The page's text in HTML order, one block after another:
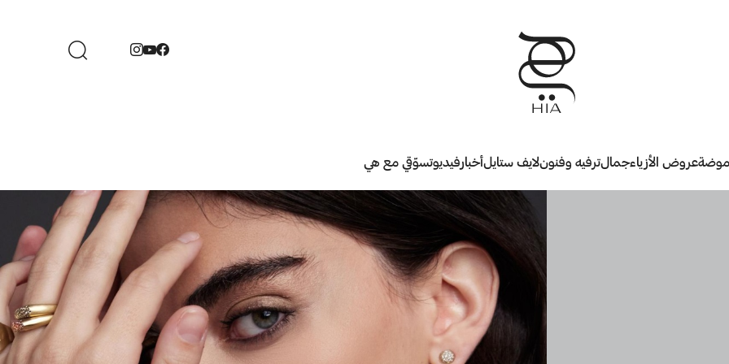
موضةعروض الأزياءجمالترفيه وفنونلايف ستايلأخبارفيديوتسوّقي مع هي